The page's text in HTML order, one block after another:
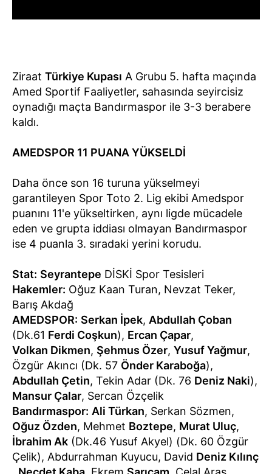
Ziraat Türkiye Kupası A Grubu 5. hafta maçında
Amed Sportif Faaliyetler, sahasında seyircisiz
oynadığı maçta Bandırmaspor ile 3-3 berabere
kaldı.
AMEDSPOR 11 PUANA YÜKSELDİ
Daha önce son 16 turuna yükselmeyi
garantileyen Spor Toto 2. Lig ekibi Amedspor
puanını 11'e yükseltirken, aynı ligde mücadele
eden ve grupta iddiası olmayan Bandırmaspor
ise 4 puanla 3. sıradaki yerini korudu.
Stat: Seyrantepe DİSKİ Spor Tesisleri
Hakemler: Oğuz Kaan Turan, Nevzat Teker,
Barış Akdağ
AMEDSPOR: Serkan İpek, Abdullah Çoban
(Dk.61 Ferdi Coşkun), Ercan Çapar,
Volkan Dikmen, Şehmus Özer, Yusuf Yağmur,
Özgür Akıncı (Dk. 57 Önder Karaboğa),
Abdullah Çetin, Tekin Adar (Dk. 76 Deniz Naki),
Mansur Çalar, Sercan Özçelik
Bandırmaspor: Ali Türkan, Serkan Sözmen,
Oğuz Özden, Mehmet Boztepe, Murat Uluç,
İbrahim Ak (Dk.46 Yusuf Akyel) (Dk. 60 Özgür
Çelik), Abdurrahman Kuyucu, David Deniz Kılınç